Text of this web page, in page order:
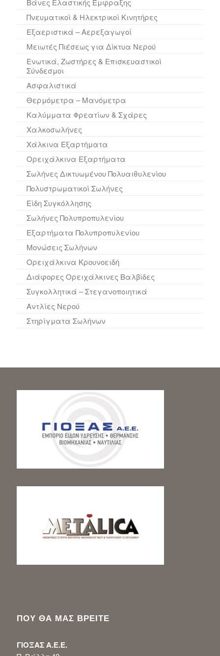
Βάνες Ελαστικής Έμφραξης
Πνευματικοί & Ηλεκτρικοί Κινητήρες
Εξαεριστικά – Αερεξαγωγοί
Μειωτές Πιέσεως για Δίκτυα Νερού
Ενωτικά, Ζωστήρες & Επισκευαστικοί
Σύνδεσμοι
Ασφαλιστικά
Θερμόμετρα – Μανόμετρα
Καλύμματα Φρεατίων & Σχάρες
Χαλκοσωλήνες
Χάλκινα Εξαρτήματα
Ορειχάλκινα Εξαρτήματα
Σωλήνες Δικτυωμένου Πολυαιθυλενίου
Πολυστρωματικοί Σωλήνες
Είδη Συγκόλλησης
Σωλήνες Πολυπροπυλενίου
Εξαρτήματα Πολυπροπυλενίου
Μονώσεις Σωλήνων
Ορειχάλκινα Κρουνοειδή
Διάφορες Ορειχάλκινες Βαλβίδες
Συγκολλητικά – Στεγανοποιητικά
Αντλίες Νερού
Στηρίγματα Σωλήνων
ΠΟΥ ΘΑ ΜΑΣ ΒΡΕΙΤΕ
ΓΙΟΞΑΣ Α.Ε.Ε.